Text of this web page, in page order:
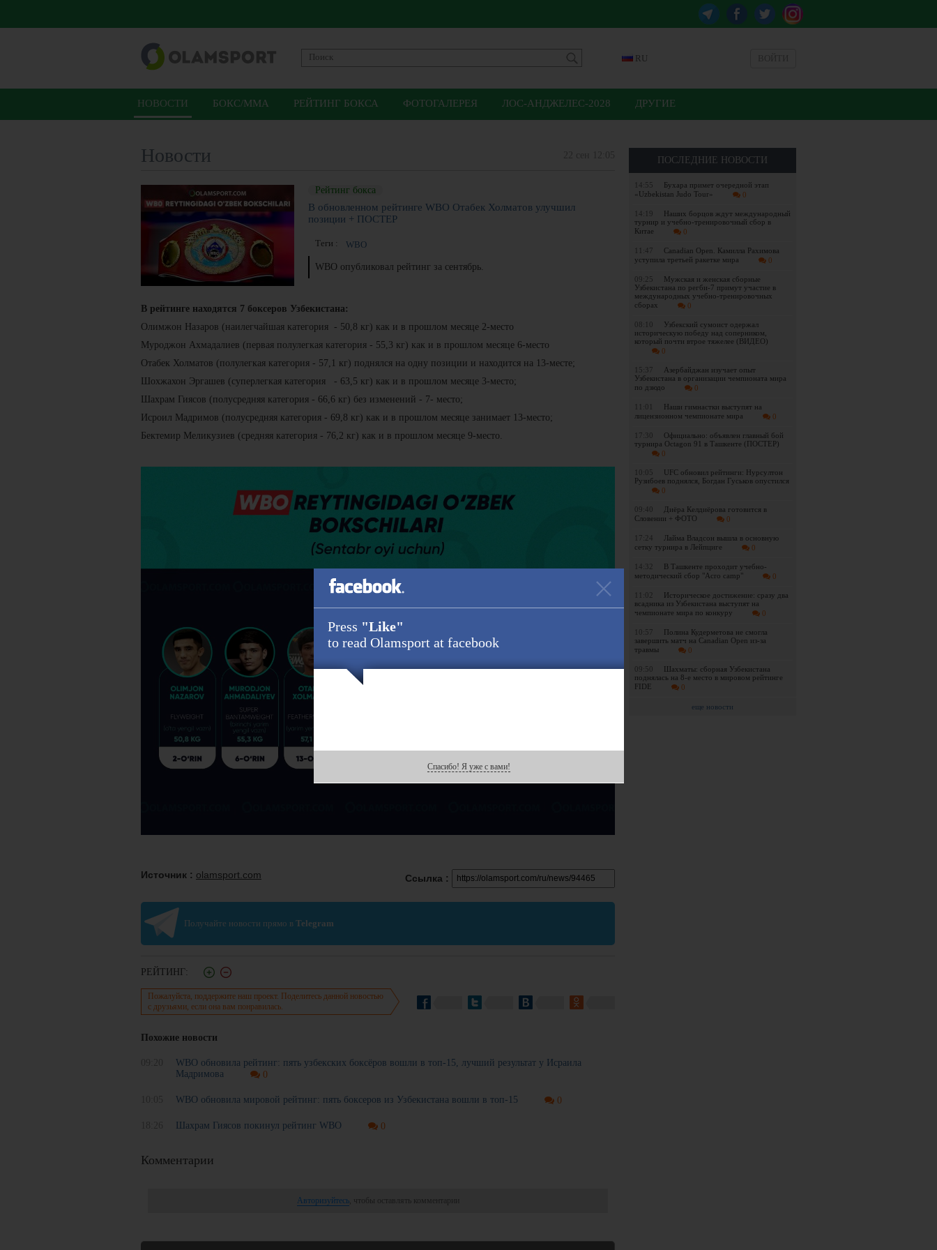
RU
НОВОСТИ БОКС/ММА РЕЙТИНГ БОКСА ФОТОГАЛЕРЕЯ ЛОС-АНДЖЕЛЕС-2028 ДРУГИЕ
ПОСЛЕДНИЕ НОВОСТИ
14:55
Бухара примет очередной этап
«Uzbekistan Judo Tour»
0
14:19
Наших борцов ждут международный
турнир и учебно-тренировочный сбор в
Китае
0
11:47
Canadian Open. Камилла Рахимова
уступила третьей ракетке мира
0
09:25
Мужская и женская сборные
Узбекистана по регби-7 примут участие в
международных учебно-тренировочных
сборах
0
08:10
Узбекский сумоист одержал
историческую победу над соперником,
который почти втрое тяжелее (ВИДЕО)
0
15:37
Азербайджан изучает опыт
Узбекистана в организации чемпионата мира
по дзюдо
0
11:01
Наши гимнастки выступят на
лицензионном чемпионате мира
0
17:30
Официально: объявлен главный бой
турнира Octagon 91 в Ташкенте (ПОСТЕР)
0
10:05
UFC обновил рейтинги: Нурсултон
Рузибоев поднялся, Богдан Гуськов опустился
0
09:40
Диёра Келдиёрова готовится в
Словении + ФОТО
0
17:24
Лайма Владсон вышла в основную
сетку турнира в Лейпциге
0
14:32
В Ташкенте проходит учебно-
методический сбор "Acro camp"
0
11:02
Историческое достижение: сразу два
всадника из Узбекистана выступят на
чемпионате мира по конкуру
0
10:57
Полина Кудерметова не смогла
завершить матч на Canadian Open из-за
травмы
0
09:50
Шахматы: сборная Узбекистана
поднялась на 8-е место в мировом рейтинге
FIDE
0
еще новости
Новости
Рейтинг бокса
В обновленном рейтинге WBО Отабек Холматов улучшил
позиции + ПОСТEР
Теги : WBО
WBО опубликовал рейтинг за сентябрь.
В рейтинге находятся 7 боксеров Узбекистана:
Олимжон Назаров (наилегчайшая категория - 50,8 кг) как и в прошлом месяце 2-место
Муроджон Ахмадалиев (первая полулегкая категория - 55,3 кг) как и в прошлом месяце 6-место
Отабек Холматов (полулегкая категория - 57,1 кг) поднялся на одну позиции и находится на 13-месте;
Шохжахон Эргашев (суперлегкая категория - 63,5 кг) как и в прошлом месяце 3-место;
Шахрам Гиясов (полусредняя категория - 66,6 кг) без изменений - 7- место;
Исроил Мадримов (полусредняя категория - 69,8 кг) как и в прошлом месяце занимает 13-место;
Бектемир Меликузиев (средняя категория - 76,2 кг) как и в прошлом месяце 9-место.
Ссылка :
Источник : olamsport.com
Получайте новости прямо в Telegram
РЕЙТИНГ:
Пожалуйста, поддержите наш проект. Поделитесь данной новостью
с друзьями, если она вам понравилась.
Похожие новости
WBO обновила рейтинг: пять узбекских боксёров вошли в топ-15, лучший результат у Исраила
Мадримова
0
WBO обновила мировой рейтинг: пять боксеров из Узбекистана вошли в топ-15 0
Шахрам Гиясов покинул рейтинг WBO 0
Комментарии
Авторизуйтесь, чтобы оставлять комментарии
Press "Like"
to read Olamsport at facebook
Спасибо! Я уже с вами!